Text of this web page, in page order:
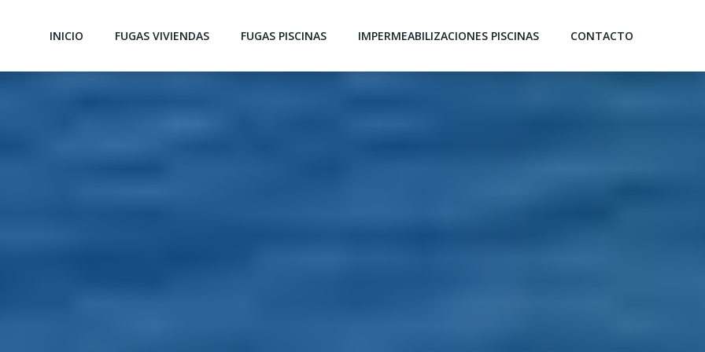
INICIO FUGAS VIVIENDAS FUGAS PISCINAS IMPERMEABILIZACIONES PISCINAS CONTACTO